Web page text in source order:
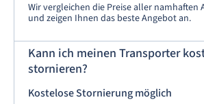
Wir vergleichen die Preise aller
und zeigen Ihnen das beste Angebot an.
Kann ich meinen Transporter
stornieren?
Kostelose Stornierung möglich